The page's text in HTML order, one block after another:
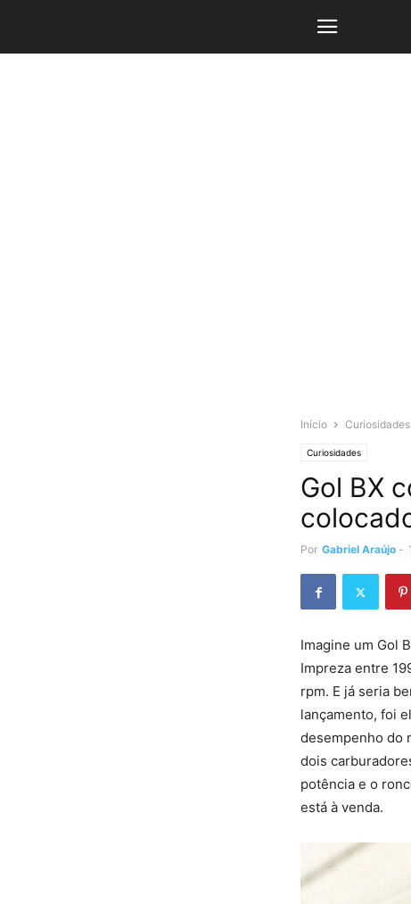
Início Curiosidades
Curiosidades
Gol BX
Por Gabriel Araújo -
Imagine um Gol
Impreza entre
rpm. E já seria
lançamento, foi
desempenho do
dois
potência e o
está à venda.